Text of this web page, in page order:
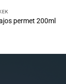
permet 200ml